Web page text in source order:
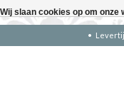
Wij slaan cookies op om